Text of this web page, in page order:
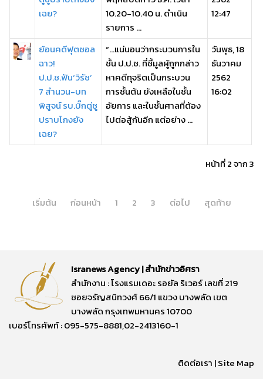
เฉย?
10.20-10.40 น. ดำเนิน
รายการ ...
12:47
ย้อนคดีฟุตซอล
ฉาว!
ป.ป.ช.ฟัน‘วิรัช’
7 สำนวน-บท
พิสูจน์ รบ.บิ๊กตู่ชู
ปราบโกงยัง
เฉย?
“…แน่นอนว่ากระบวนการใน
ชั้น ป.ป.ช. ที่ชี้มูลผู้ถูกกล่าว
หาคดีทุจริตเป็นกระบวน
การชั้นต้น ยังเหลือในชั้น
อัยการ และในชั้นศาลที่ต้อง
ไปต่อสู้กันอีก แต่อย่าง ...
วันพุธ, 18
ธันวาคม
2562
16:02
หน้าที่ 2 จาก 3
เริ่มต้น ก่อนหน้า 1 2 3 ต่อไป สุดท้าย
Isranews Agency | สำนักข่าวอิศรา
สำนักงาน : โรงแรมเดอะ รอยัล ริเวอร์ เลขที่ 219
ซอยจรัญสนิทวงศ์ 66/1 แขวง บางพลัด เขต
บางพลัด กรุงเทพมหานคร 10700
เบอร์โทรศัพท์ : 095-575-8881,02-2413160-1
ติดต่อเรา |Site Map